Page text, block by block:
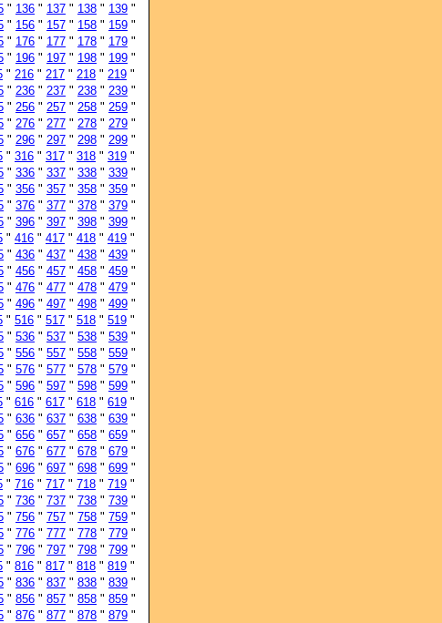
" 136 " 137 " 138 " 139 "
" 156 " 157 " 158 " 159 "
" 176 " 177 " 178 " 179 "
" 196 " 197 " 198 " 199 "
" 216 " 217 " 218 " 219 "
" 236 " 237 " 238 " 239 "
" 256 " 257 " 258 " 259 "
" 276 " 277 " 278 " 279 "
" 296 " 297 " 298 " 299 "
" 316 " 317 " 318 " 319 "
" 336 " 337 " 338 " 339 "
" 356 " 357 " 358 " 359 "
" 376 " 377 " 378 " 379 "
" 396 " 397 " 398 " 399 "
" 416 " 417 " 418 " 419 "
" 436 " 437 " 438 " 439 "
" 456 " 457 " 458 " 459 "
" 476 " 477 " 478 " 479 "
" 496 " 497 " 498 " 499 "
" 516 " 517 " 518 " 519 "
" 536 " 537 " 538 " 539 "
" 556 " 557 " 558 " 559 "
" 576 " 577 " 578 " 579 "
" 596 " 597 " 598 " 599 "
" 616 " 617 " 618 " 619 "
" 636 " 637 " 638 " 639 "
" 656 " 657 " 658 " 659 "
" 676 " 677 " 678 " 679 "
" 696 " 697 " 698 " 699 "
" 716 " 717 " 718 " 719 "
" 736 " 737 " 738 " 739 "
" 756 " 757 " 758 " 759 "
" 776 " 777 " 778 " 779 "
" 796 " 797 " 798 " 799 "
" 816 " 817 " 818 " 819 "
" 836 " 837 " 838 " 839 "
" 856 " 857 " 858 " 859 "
" 876 " 877 " 878 " 879 "